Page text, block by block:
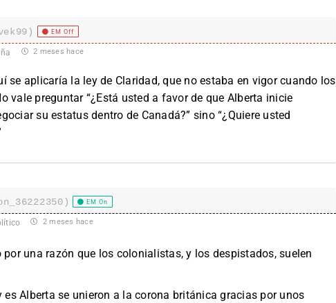
EM Off
2 meses hace
se aplicaría la ley de Claridad, que no estaba en vigor cuando los
vale preguntar “¿Está usted a favor de que Alberta inicie
su estatus dentro de Canadá?” sino “¿Quiere usted
EM On
2 meses hace
por una razón que los colonialistas, y los despistados, suelen
es Alberta se unieron a la corona británica gracias por unos